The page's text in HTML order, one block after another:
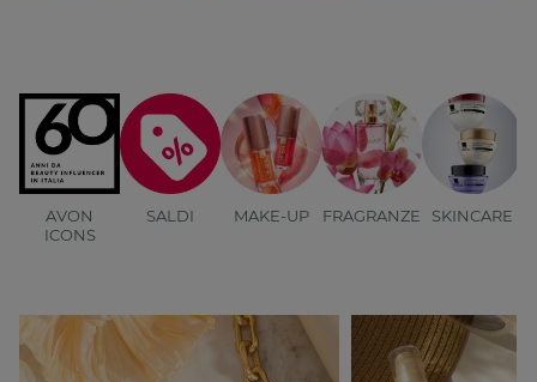
AVON
ICONS
SALDI MAKE-UP FRAGRANZE SKINCARE